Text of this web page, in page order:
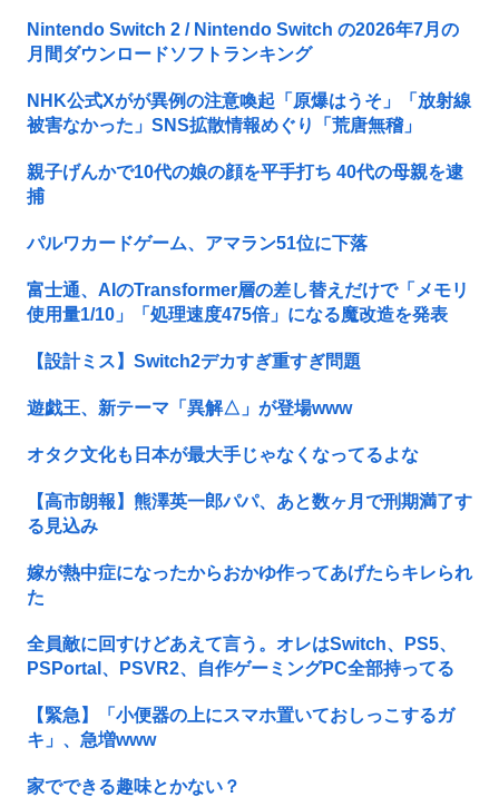
Nintendo Switch 2 / Nintendo Switch の2026年7月の
月間ダウンロードソフトランキング
NHK公式Xがが異例の注意喚起「原爆はうそ」「放射線
被害なかった」SNS拡散情報めぐり「荒唐無稽」
親子げんかで10代の娘の顔を平手打ち 40代の母親を逮
捕
パルワカードゲーム、アマラン51位に下落
富士通、AIのTransformer層の差し替えだけで「メモリ
使用量1/10」「処理速度475倍」になる魔改造を発表
【設計ミス】Switch2デカすぎ重すぎ問題
遊戯王、新テーマ「異解△」が登場www
オタク文化も日本が最大手じゃなくなってるよな
【高市朗報】熊澤英一郎パパ、あと数ヶ月で刑期満了す
る見込み
嫁が熱中症になったからおかゆ作ってあげたらキレられ
た
全員敵に回すけどあえて言う。オレはSwitch、PS5、
PSPortal、PSVR2、自作ゲーミングPC全部持ってる
【緊急】「小便器の上にスマホ置いておしっこするガ
キ」、急増www
家でできる趣味とかない？